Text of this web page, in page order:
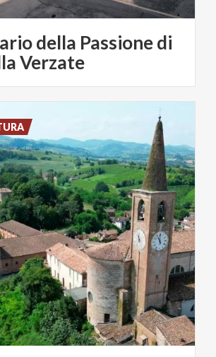
della Passione di
Verzate